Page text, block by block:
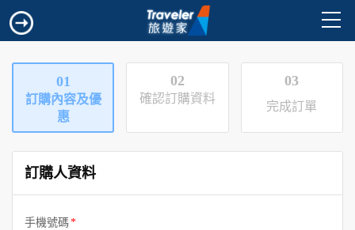
01
訂購內容及優
惠
02
確認訂購資料
03
完成訂單
訂購人資料
手機號碼